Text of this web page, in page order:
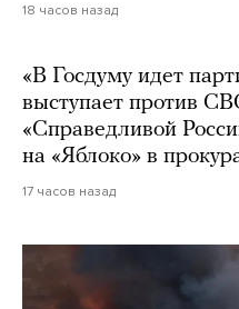
18 часов назад
«В Госдуму идет
выступает против
«Справедливой
на «Яблоко» в
17 часов назад